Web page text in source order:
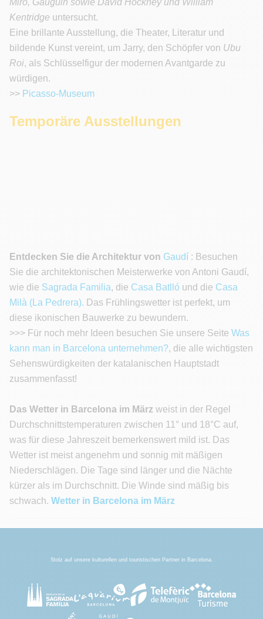
Miró, Gauguin sowie David Hockney und William
Kentridge untersucht.
Eine brillante Ausstellung, die Theater, Literatur und
bildende Kunst vereint, um Jarry, den Schöpfer von Ubu
Roi, als Schlüsselfigur der modernen Avantgarde zu
würdigen.
>> Picasso-Museum
Temporäre Ausstellungen
Entdecken Sie die Architektur von Gaudí : Besuchen
Sie die architektonischen Meisterwerke von Antoni Gaudí,
wie die Sagrada Familia, die Casa Batlló und die Casa
Milà (La Pedrera). Das Frühlingswetter ist perfekt, um
diese ikonischen Bauwerke zu bewundern.
>>> Für noch mehr Ideen besuchen Sie unsere Seite Was
kann man in Barcelona unternehmen?, die alle wichtigsten
Sehenswürdigkeiten der katalanischen Hauptstadt
zusammenfasst!
Das Wetter in Barcelona im März weist in der Regel
Durchschnittstemperaturen zwischen 11° und 18°C auf,
was für diese Jahreszeit bemerkenswert mild ist. Das
Wetter ist meist angenehm und sonnig mit mäßigen
Niederschlägen. Die Tage sind länger und die Nächte
kürzer als im Durchschnitt. Die Winde sind mäßig bis
schwach. Wetter in Barcelona im März
Stolz auf unsere kulturellen und touristischen Partner in Barcelona.